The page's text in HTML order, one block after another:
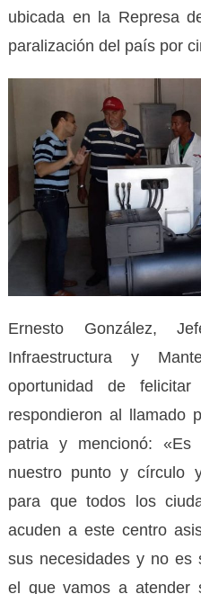
ubicada en la Represa
paralización del país por
Ernesto González,
Infraestructura y
oportunidad de
respondieron al llamado
patria y mencionó:
nuestro punto y círculo
para que todos los
acuden a este centro
sus necesidades y no es
el que vamos a atender